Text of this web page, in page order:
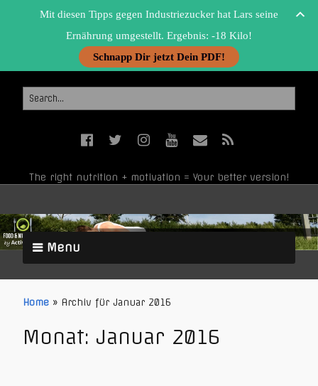
The right nutrition + motivation = Your better version!
Menu
Home » Archiv für Januar 2016
Monat: Januar 2016
Mit diesen Tipps gegen Industriezucker hat Lars seine
Ernährung umgestellt. Ergebnis: -18 Kilo!
Schnapp Dir jetzt Dein PDF!